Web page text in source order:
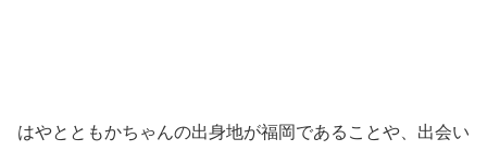
はやとともかちゃんの出身地が福岡であることや、出会い